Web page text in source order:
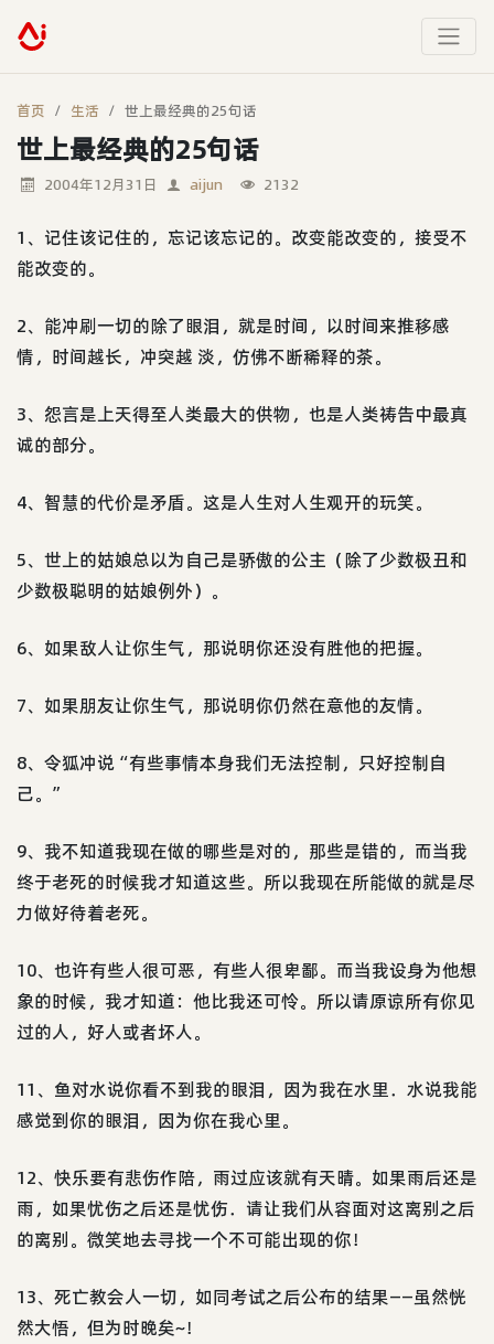
首页 生活 世上最经典的25句话
世上最经典的25句话
2004年12月31日 aijun 2132
1、记住该记住的，忘记该忘记的。改变能改变的，接受不
能改变的。
2、能冲刷一切的除了眼泪，就是时间，以时间来推移感
情，时间越长，冲突越 淡，仿佛不断稀释的茶。
3、怨言是上天得至人类最大的供物，也是人类祷告中最真
诚的部分。
4、智慧的代价是矛盾。这是人生对人生观开的玩笑。
5、世上的姑娘总以为自己是骄傲的公主（除了少数极丑和
少数极聪明的姑娘例外）。
6、如果敌人让你生气，那说明你还没有胜他的把握。
7、如果朋友让你生气，那说明你仍然在意他的友情。
8、令狐冲说“有些事情本身我们无法控制，只好控制自
己。”
9、我不知道我现在做的哪些是对的，那些是错的，而当我
终于老死的时候我才知道这些。所以我现在所能做的就是尽
力做好待着老死。
10、也许有些人很可恶，有些人很卑鄙。而当我设身为他想
象的时候，我才知道：他比我还可怜。所以请原谅所有你见
过的人，好人或者坏人。
11、鱼对水说你看不到我的眼泪，因为我在水里．水说我能
感觉到你的眼泪，因为你在我心里。
12、快乐要有悲伤作陪，雨过应该就有天晴。如果雨后还是
雨，如果忧伤之后还是忧伤．请让我们从容面对这离别之后
的离别。微笑地去寻找一个不可能出现的你！
13、死亡教会人一切，如同考试之后公布的结果——虽然恍
然大悟，但为时晚矣~！